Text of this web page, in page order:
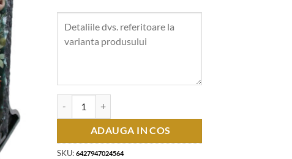
ADAUGA IN COS
SKU: 6427947024564